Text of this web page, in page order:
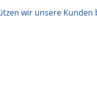
wir unsere Kunden